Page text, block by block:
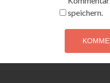
speichern.